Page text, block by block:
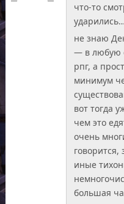
что-то
ударились…
не знаю
— в любую
рпг, а
минимум
вот тогда
чем это
очень
говорится,
иные
большая